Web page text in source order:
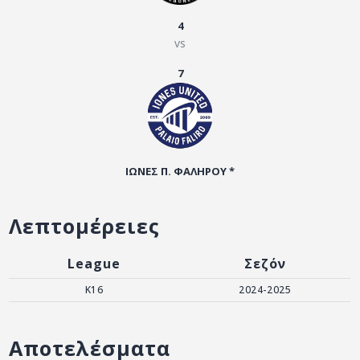
4
vs
7
ΙΩΝΕΣ Π. ΦΑΛΗΡΟΥ *
Λεπτομέρειες
League Σεζόν
K16 2024-2025
Αποτελέσματα